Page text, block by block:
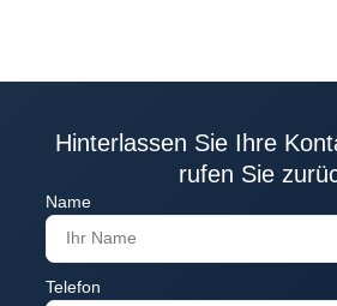
Hinterlassen Sie Ihre
rufen Sie
Name
Telefon